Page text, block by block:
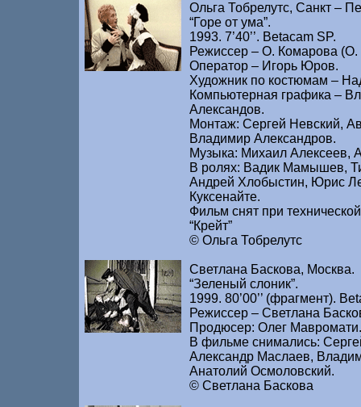
Ольга Тобрелутс, Санкт –
“Горе от ума”.
1993. 7’40’’. Betacam SP.
Режиссер – О. Комарова (О.
Оператор – Игорь Юров.
Художник по костюмам –
Компьютерная графика –
Александов.
Монтаж: Сергей Невский,
Владимир Александров.
Музыка: Михаил Алексеев,
В ролях: Вадик Мамышев,
Андрей Хлобыстин, Юрис
Куксенайте.
Фильм снят при
“Крейт”
© Ольга Тобрелутс
Светлана Баскова, Москва.
“Зеленый слоник”.
1999. 80’00’’ (фрагмент).
Режиссер – Светлана
Продюсер: Олег Мавромати.
В фильме снимались:
Александр Маслаев,
Анатолий Осмоловский.
© Светлана Баскова